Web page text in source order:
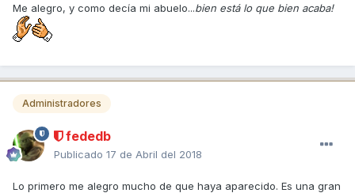
Me alegro, y como decía mi abuelo...bien está lo que bien acaba!
Administradores
fededb
Publicado 17 de Abril del 2018
Lo primero me alegro mucho de que haya aparecido. Es una gran